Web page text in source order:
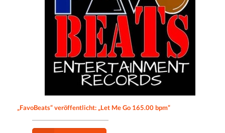
„FavoBeats“ veröffentlicht: „Let Me Go 165.00 bpm“